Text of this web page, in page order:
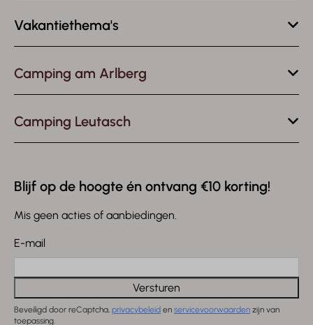
Vakantiethema's
Camping am Arlberg
Camping Leutasch
Blijf op de hoogte én ontvang €10 korting!
Mis geen acties of aanbiedingen.
E-mail
Versturen
Beveiligd door reCaptcha, privacybeleid en servicevoorwaarden zijn van
toepassing.